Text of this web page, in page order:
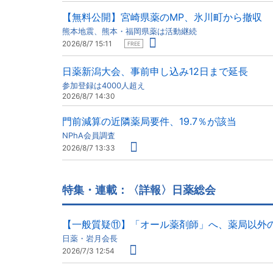
【無料公開】宮崎県薬のMP、氷川町から撤収
熊本地震、熊本・福岡県薬は活動継続
2026/8/7 15:11 FREE
日薬新潟大会、事前申し込み12日まで延長
参加登録は4000人超え
2026/8/7 14:30
門前減算の近隣薬局要件、19.7％が該当
NPhA会員調査
2026/8/7 13:33
特集・連載：〈詳報〉日薬総会
【一般質疑⑪】「オール薬剤師」へ、薬局以外
日薬・岩月会長
2026/7/3 12:54